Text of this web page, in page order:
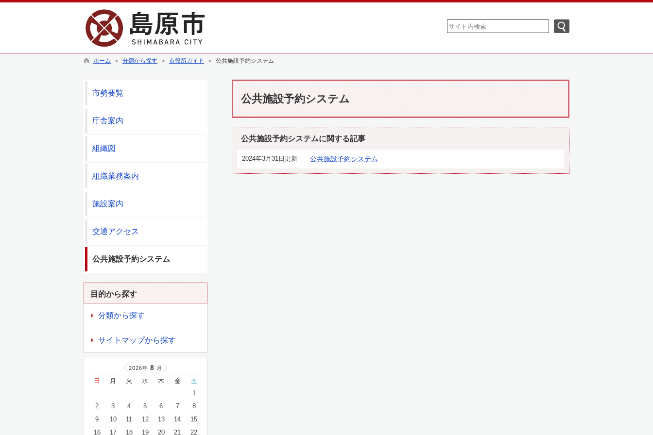
ホーム ＞ 分類から探す ＞ 市役所ガイド ＞ 公共施設予約システム
公共施設予約システム
公共施設予約システムに関する記事
2024年3月31日更新 公共施設予約システム
市勢要覧
庁舎案内
組織図
組織業務案内
施設案内
交通アクセス
公共施設予約システム
目的から探す
分類から探す
サイトマップから探す
2026年 8 月
日 月 火 水 木 金
土
1
2
3 4 5 6 7
8
9
10 11 12 13 14
15
16
17 18 19 20 21 22